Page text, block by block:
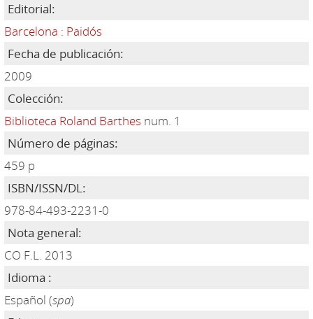
Editorial:
Barcelona : Paidós
Fecha de publicación:
2009
Colección:
Biblioteca Roland Barthes num. 1
Número de páginas:
459 p
ISBN/ISSN/DL:
978-84-493-2231-0
Nota general:
CO F.L. 2013
Idioma :
Español (spa)